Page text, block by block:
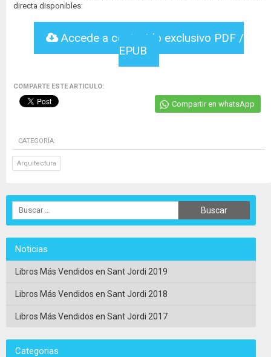
directa disponibles:
Accede a contenido exclusivo PDF /
EPUB
COMPARTE ESTE ARTICULO:
Compartir en whatsApp
CATEGORÍA:
Arquitectura
Noticias
Libros Más Vendidos en Sant Jordi 2019
Libros Más Vendidos en Sant Jordi 2018
Libros Más Vendidos en Sant Jordi 2017
Categorias